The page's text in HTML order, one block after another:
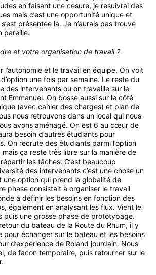
en faisant une césure, je resuivrai des
mais c’est une opportunité unique et
présentée là. Je n’aurais pas trouvé
pareille.
et votre organisation de travail ?
l’autonomie et le travail en équipe. On voit
une fois par semaine. Le reste du
des intervenants ou on travaille sur le
Emmanuel. On bosse aussi sur le côté
(avec cahier des charges) et plan de
nous retrouvons dans un local qui nous
avons aménagé. On est 6 au cœur de
besoin d’autres étudiants pour
On recrute des étudiants parmi l’option
ça reste très libre sur la manière de
les tâches. C’est beaucoup
des intervenants c’est une chose un
une option qui prend la globalité de
phase consistait à organiser le travail
à définir les besoins en fonction des
également en analysant les flux. Vient le
puis une grosse phase de prototypage.
du bateau de la Route du Rhum, il y
pour échanger sur le bateau et les besoins
d’expérience de Roland jourdain. Nous
de facon temporaire, puis retourner sur le